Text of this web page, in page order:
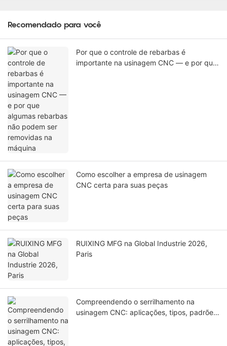
Recomendado para você
Por que o controle de rebarbas é
importante na usinagem CNC — e por que
Como escolher a empresa de usinagem
CNC certa para suas peças
RUIXING MFG na Global Industrie 2026,
Paris
Compreendendo o serrilhamento na
usinagem CNC: aplicações, tipos, padrões